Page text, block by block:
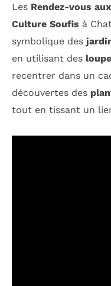
Les Rendez-vous
Culture Soufis à
symbolique des
en utilisant des
recentrer dans un
découvertes des
tout en tissant un